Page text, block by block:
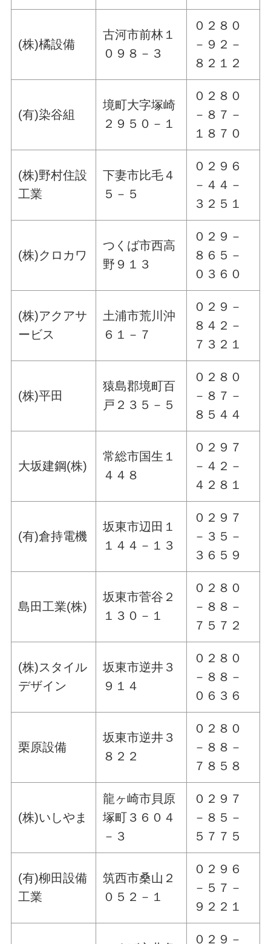
(株)橘設備
古河市前林１
０９８－３
０２８０
－９２－
８２１２
(有)染谷組
境町大字塚崎
２９５０－１
０２８０
－８７－
１８７０
(株)野村住設
工業
下妻市比毛４
５－５
０２９６
－４４－
３２５１
(株)クロカワ
つくば市西高
野９１３
０２９－
８６５－
０３６０
(株)アクアサ
ービス
土浦市荒川沖
６１－７
０２９－
８４２－
７３２１
(株)平田
猿島郡境町百
戸２３５－５
０２８０
－８７－
８５４４
大坂建鋼(株)
常総市国生１
４４８
０２９７
－４２－
４２８１
(有)倉持電機
坂東市辺田１
１４４－１３
０２９７
－３５－
３６５９
島田工業(株)
坂東市菅谷２
１３０－１
０２８０
－８８－
７５７２
(株)スタイル
デザイン
坂東市逆井３
９１４
０２８０
－８８－
０６３６
栗原設備
坂東市逆井３
８２２
０２８０
－８８－
７８５８
(株)いしやま
龍ヶ崎市貝原
塚町３６０４
－３
０２９７
－８５－
５７７５
(有)柳田設備
工業
筑西市桑山２
０５２－１
０２９６
－５７－
９２２１
０２９－